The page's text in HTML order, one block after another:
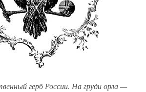
герб России. На груди орла —